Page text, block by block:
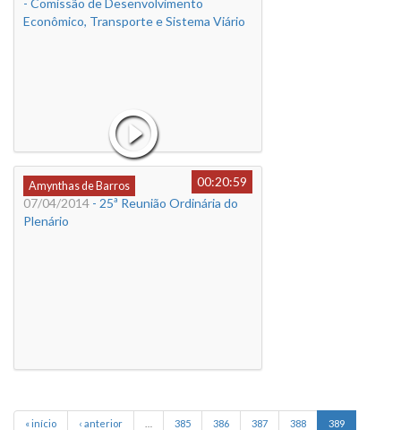
- Comissão de Desenvolvimento
Econômico, Transporte e Sistema Viário
Amynthas de Barros
00:20:59
07/04/2014 - 25ª Reunião Ordinária do
Plenário
« início ‹ anterior 385 386 387 388 389